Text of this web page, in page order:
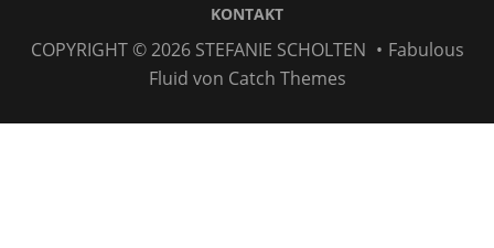
KONTAKT
COPYRIGHT © 2026 STEFANIE SCHOLTEN • Fabulous
Fluid von Catch Themes